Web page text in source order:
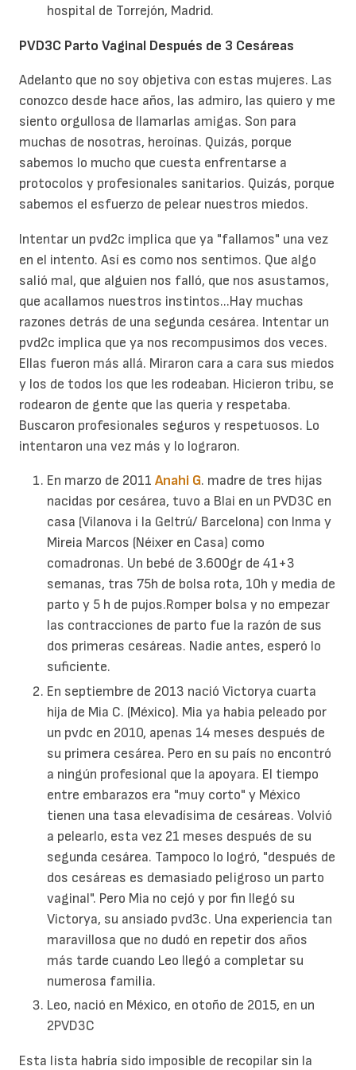
hospital de Torrejón, Madrid.
PVD3C Parto Vaginal Después de 3 Cesáreas
Adelanto que no soy objetiva con estas mujeres. Las
conozco desde hace años, las admiro, las quiero y me
siento orgullosa de llamarlas amigas. Son para
muchas de nosotras, heroínas. Quizás, porque
sabemos lo mucho que cuesta enfrentarse a
protocolos y profesionales sanitarios. Quizás, porque
sabemos el esfuerzo de pelear nuestros miedos.
Intentar un pvd2c implica que ya "fallamos" una vez
en el intento. Así es como nos sentimos. Que algo
salió mal, que alguien nos falló, que nos asustamos,
que acallamos nuestros instintos...Hay muchas
razones detrás de una segunda cesárea. Intentar un
pvd2c implica que ya nos recompusimos dos veces.
Ellas fueron más allá. Miraron cara a cara sus miedos
y los de todos los que les rodeaban. Hicieron tribu, se
rodearon de gente que las queria y respetaba.
Buscaron profesionales seguros y respetuosos. Lo
intentaron una vez más y lo lograron.
En marzo de 2011Anahi G. madre de tres hijas
nacidas por cesárea, tuvo a Blai en un PVD3C en
casa (Vilanova i la Geltrú/ Barcelona) con Inma y
Mireia Marcos (Néixer en Casa) como
comadronas. Un bebé de 3.600gr de 41+3
semanas, tras 75h de bolsa rota, 10h y media de
parto y 5 h de pujos.Romper bolsa y no empezar
las contracciones de parto fue la razón de sus
dos primeras cesáreas. Nadie antes, esperó lo
suficiente.
En septiembre de 2013 nació Victorya cuarta
hija de Mia C. (México). Mia ya habia peleado por
un pvdc en 2010, apenas 14 meses después de
su primera cesárea. Pero en su país no encontró
a ningún profesional que la apoyara. El tiempo
entre embarazos era "muy corto" y México
tienen una tasa elevadísima de cesáreas. Volvió
a pelearlo, esta vez 21 meses después de su
segunda cesárea. Tampoco lo logró, "después de
dos cesáreas es demasiado peligroso un parto
vaginal". Pero Mia no cejó y por fin llegó su
Victorya, su ansiado pvd3c. Una experiencia tan
maravillosa que no dudó en repetir dos años
más tarde cuando Leo llegó a completar su
numerosa familia.
Leo, nació en México, en otoño de 2015, en un
2PVD3C
Esta lista habría sido imposible de recopilar sin la